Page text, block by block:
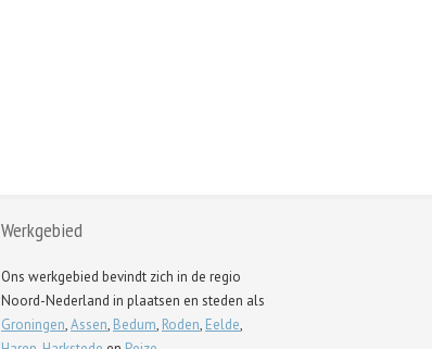
Werkgebied
Ons werkgebied bevindt zich in de regio
Noord-Nederland in plaatsen en steden als
Groningen,Assen, Bedum, Roden, Eelde,